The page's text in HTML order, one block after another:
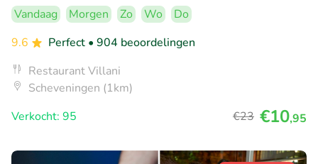
Vandaag Morgen Zo Wo
Do
9.6
Perfect • 904 beoordelingen
Restaurant Villani
Scheveningen (1km)
Verkocht: 95
€23 €10,95